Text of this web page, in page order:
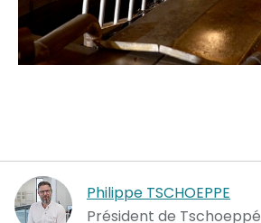
Philippe TSCHOEPPE
Président de Tschoeppé